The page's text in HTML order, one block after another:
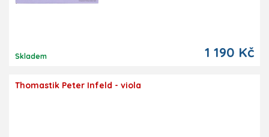
Skladem 1 190 Kč
Thomastik Peter Infeld - viola